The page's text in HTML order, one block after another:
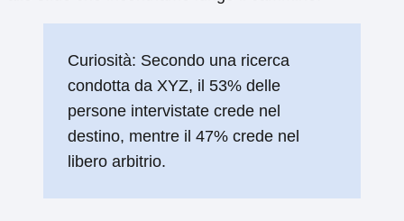
Curiosità: Secondo una ricerca
condotta da XYZ, il 53% delle
persone intervistate crede nel
destino, mentre il 47% crede nel
libero arbitrio.